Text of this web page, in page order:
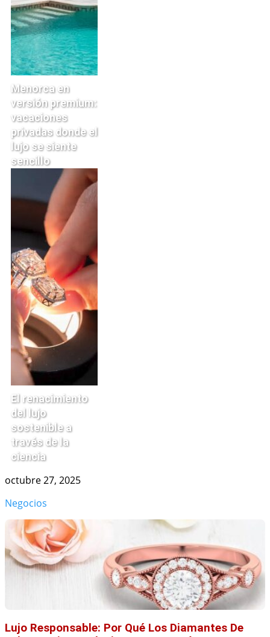
Menorca en
versión premium:
vacaciones
privadas donde el
lujo se siente
sencillo
El renacimiento
del lujo
sostenible a
través de la
ciencia
octubre 27, 2025
Negocios
Lujo Responsable: Por Qué Los Diamantes De